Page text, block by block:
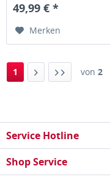
49,99 € *
Merken
1 von 2
Service Hotline
Shop Service